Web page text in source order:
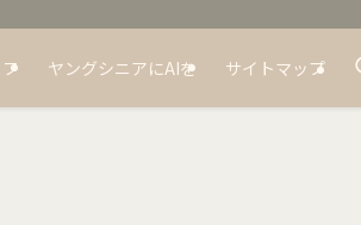
ヤングシニアにAIを サイトマップ